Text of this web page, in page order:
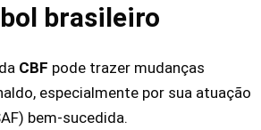
brasileiro
CBF pode trazer mudanças
especialmente por sua atuação
bem-sucedida.